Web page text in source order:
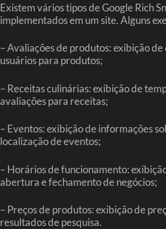
Existem vários tipos de Google Rich
implementados em um site. Alguns
– Avaliações de produtos: exibição
usuários para produtos;
– Receitas culinárias: exibição de
avaliações para receitas;
– Eventos: exibição de informações
localização de eventos;
– Horários de funcionamento:
abertura e fechamento de negócios;
– Preços de produtos: exibição de
resultados de pesquisa.